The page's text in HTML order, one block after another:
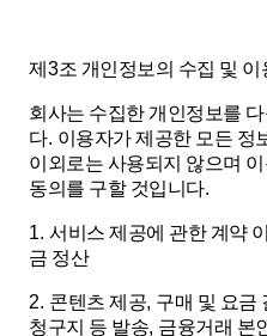
제 3조 개인정보의 수집 및 이
회사는 수집한 개인정보를
다. 이용자가 제공한 모든 정
이외로는 사용되지 않으며
동의를 구할 것입니다.
1. 서비스 제공에 관한 계약
금 정산
2. 콘텐츠 제공, 구매 및 요금
청구지 등 발송, 금융거래 본